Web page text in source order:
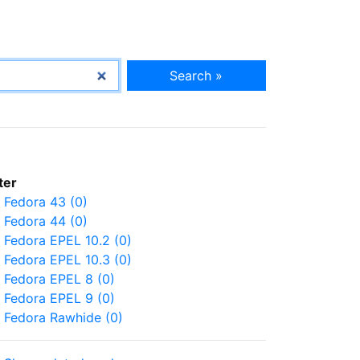
Search »
Fedora 43 (0)
Fedora 44 (0)
Fedora EPEL 10.2 (0)
Fedora EPEL 10.3 (0)
Fedora EPEL 8 (0)
Fedora EPEL 9 (0)
Fedora Rawhide (0)